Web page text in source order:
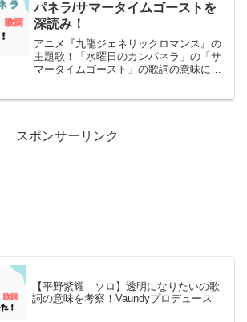
パネラ/サマータイムゴーストを
深読み！
アニメ『九龍ジェネリックロマンス』の
主題歌！「水曜日のカンパネラ」の「サ
マータイムゴースト」の歌詞の意味につ
スポンサーリンク
【平野紫耀 ソロ】透明になりたいの歌
詞の意味を考察！Vaundyプロデュース